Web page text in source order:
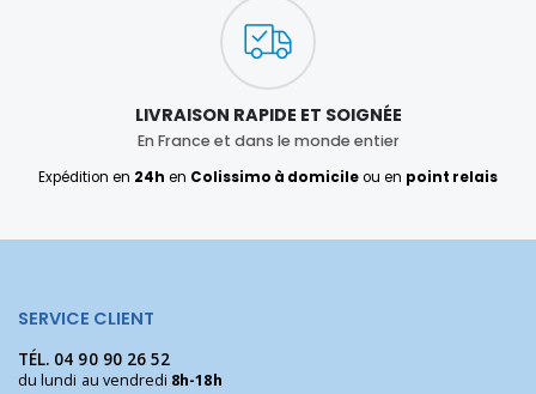
LIVRAISON RAPIDE ET SOIGNÉE
En France et dans le monde entier
Expédition en 24h en Colissimo à domicileou en point relais
SERVICE CLIENT
TÉL. 04 90 90 26 52
du lundi au vendredi 8h-18h